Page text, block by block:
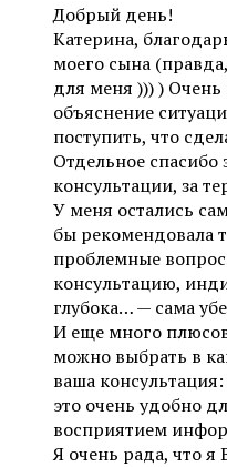
Добрый день!
Катерина,
моего сына
для меня ))) ) Очень
объяснение
поступить, что
Отдельное спасибо
консультации, за
У меня остались
бы рекомендовала
проблемные
консультацию,
глубока… — сама
И еще много
можно выбрать в
ваша
это очень удобно
восприятием
Я очень рада, что я